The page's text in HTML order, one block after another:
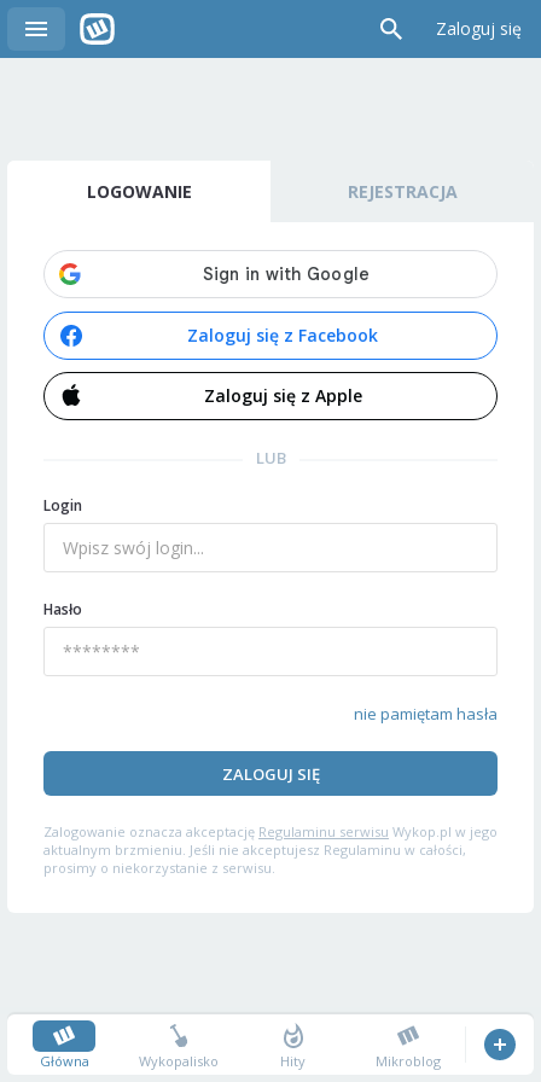
Zaloguj się
LOGOWANIE REJESTRACJA
Zaloguj się z Facebook
Zaloguj się z Apple
LUB
Login
Hasło
nie pamiętam hasła
ZALOGUJ SIĘ
Zalogowanie oznacza akceptację Regulaminu serwisu Wykop.pl w jego
aktualnym brzmieniu. Jeśli nie akceptujesz Regulaminu w całości,
prosimy o niekorzystanie z serwisu.
Główna Wykopalisko Hity Mikroblog